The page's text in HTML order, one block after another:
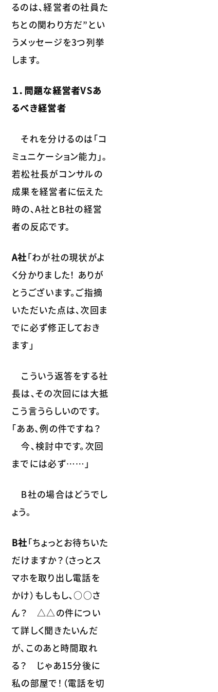
るのは、経営者の社員た
ちとの関わり方だ”とい
うメッセージを3つ列挙
します。
１．問題な経営者VSあ
るべき経営者
それを分けるのは「コ
ミュニケーション能力」。
若松社長がコンサルの
成果を経営者に伝えた
時の、A社とB社の経営
者の反応です。
A社「わが社の現状がよ
く分かりました！ ありが
とうございます。ご指摘
いただいた点は、次回ま
でに必ず修正しておき
ます」
こういう返答をする社
長は、その次回には大抵
こう言うらしいのです。
「ああ、例の件ですね？
今、検討中です。次回
までには必ず……」
B社の場合はどうでし
ょう。
B社「ちょっとお待ちいた
だけますか？（さっとス
マホを取り出し電話を
かけ）もしもし、○○さ
ん？ △△の件につい
て詳しく聞きたいんだ
が、このあと時間取れ
る？ じゃあ15分後に
私の部屋で！（電話を切